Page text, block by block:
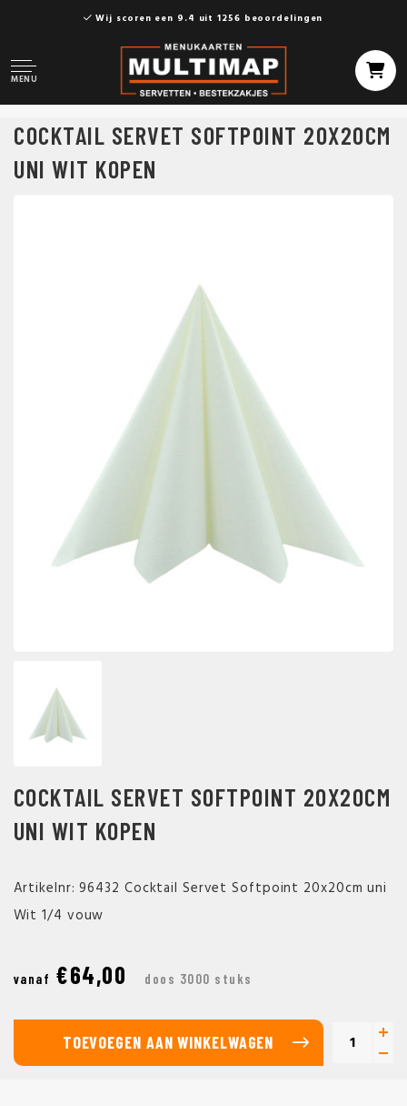
Wij scoren een 9.4 uit 1256 beoordelingen
MENU
COCKTAIL SERVET SOFTPOINT 20X20CM
UNI WIT KOPEN
COCKTAIL SERVET SOFTPOINT 20X20CM
UNI WIT KOPEN
Artikelnr: 96432 Cocktail Servet Softpoint 20x20cm uni
Wit 1/4 vouw
vanaf €64,00 doos 3000 stuks
TOEVOEGEN AAN WINKELWAGEN